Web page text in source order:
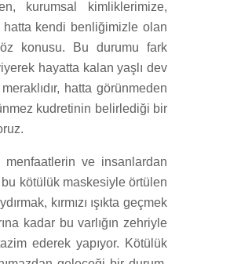
kurumsal kimliklerimize,
hatta kendi benliğimizle olan
konusu. Bu durumu fark
hayatta kalan yaşlı dev
hatta görünmeden
kudretinin belirlediği bir
ve insanlardan
bu kötülük maskesiyle örtülen
kırmızı ışıkta geçmek
kadar bu varlığın zehriyle
ederek yapıyor. Kötülük